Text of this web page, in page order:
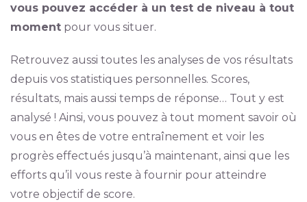
vous pouvez accéder à un test de niveau à tout
momentpour vous situer.
Retrouvez aussi toutes les analyses de vos résultats
depuis vos statistiques personnelles. Scores,
résultats, mais aussi temps de réponse… Tout y est
analysé ! Ainsi, vous pouvez à tout moment savoir où
vous en êtes de votre entraînement et voir les
progrès effectués jusqu’à maintenant, ainsi que les
efforts qu’il vous reste à fournir pour atteindre
votre objectif de score.